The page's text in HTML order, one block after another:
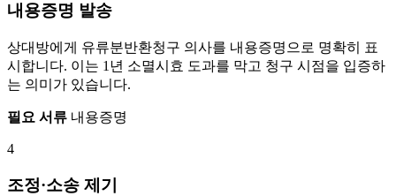
내용증명 발송
상대방에게 유류분반환청구 의사를 내용증명으로 명확히 표
시합니다. 이는 1년 소멸시효 도과를 막고 청구 시점을 입증하
는 의미가 있습니다.
필요 서류 내용증명
4
조정·소송 제기